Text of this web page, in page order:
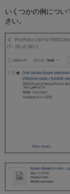
いくつかの例につ
さい。